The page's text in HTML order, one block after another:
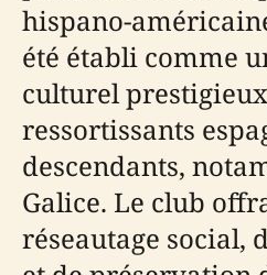
hispano-
été établi comme
culturel
ressortissants
descendants,
Galice. Le club
réseautage social,